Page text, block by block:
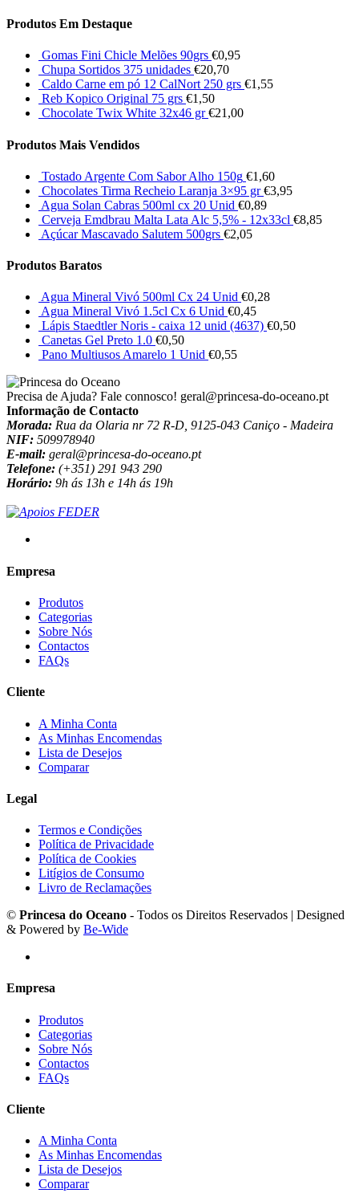
Produtos Em Destaque
Gomas Fini Chicle Melões 90grs €0,95
Chupa Sortidos 375 unidades €20,70
Caldo Carne em pó 12 CalNort 250 grs €1,55
Reb Kopico Original 75 grs €1,50
Chocolate Twix White 32x46 gr €21,00
Produtos Mais Vendidos
Tostado Argente Com Sabor Alho 150g €1,60
Chocolates Tirma Recheio Laranja 3×95 gr €3,95
Agua Solan Cabras 500ml cx 20 Unid €0,89
Cerveja Emdbrau Malta Lata Alc 5,5% - 12x33cl €8,85
Açúcar Mascavado Salutem 500grs €2,05
Produtos Baratos
Agua Mineral Vivó 500ml Cx 24 Unid €0,28
Agua Mineral Vivó 1.5cl Cx 6 Unid €0,45
Lápis Staedtler Noris - caixa 12 unid (4637) €0,50
Canetas Gel Preto 1.0 €0,50
Pano Multiusos Amarelo 1 Unid €0,55
Precisa de Ajuda? Fale connosco! geral@princesa-do-oceano.pt
Informação de Contacto
Morada: Rua da Olaria nr 72 R-D, 9125-043 Caniço - Madeira
NIF: 509978940
E-mail: geral@princesa-do-oceano.pt
Telefone: (+351) 291 943 290
Horário: 9h ás 13h e 14h ás 19h
Empresa
Produtos
Categorias
Sobre Nós
Contactos
FAQs
Cliente
A Minha Conta
As Minhas Encomendas
Lista de Desejos
Comparar
Legal
Termos e Condições
Política de Privacidade
Política de Cookies
Litígios de Consumo
Livro de Reclamações
© Princesa do Oceano - Todos os Direitos Reservados | Designed
& Powered by Be-Wide
Empresa
Produtos
Categorias
Sobre Nós
Contactos
FAQs
Cliente
A Minha Conta
As Minhas Encomendas
Lista de Desejos
Comparar